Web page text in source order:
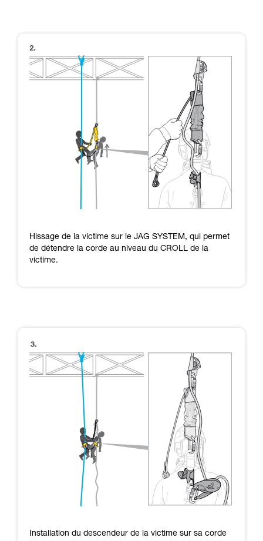
Hissage de la victime sur le JAG SYSTEM, qui permet
de détendre la corde au niveau du CROLL de la
victime.
Installation du descendeur de la victime sur sa corde